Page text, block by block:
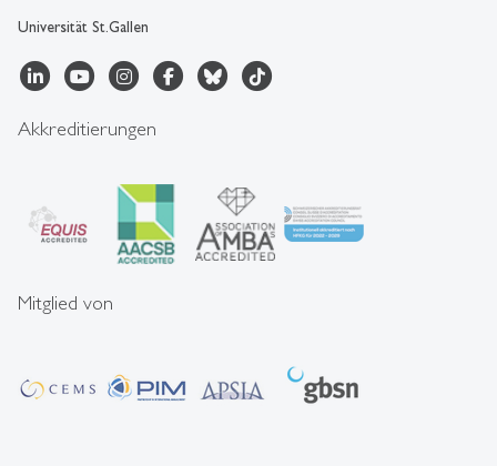
Universität St.Gallen
Akkreditierungen
Mitglied von